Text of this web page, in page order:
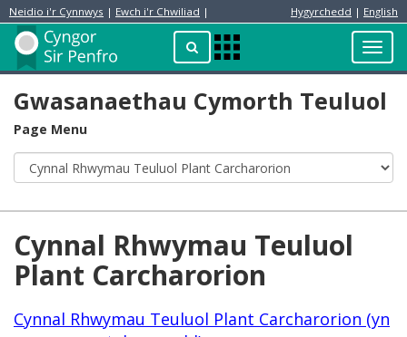
Neidio i'r Cynnwys | Ewch i'r Chwiliad | Hygyrchedd | English
ChwilioApps
Menu
Preswylydd
Gwasanaethau Cymorth Teuluol
Page Menu
Cynnal Rhwymau Teuluol
Plant Carcharorion
Cynnal Rhwymau Teuluol Plant Carcharorion (yn